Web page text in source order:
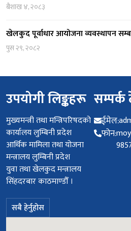
बैशाख ४, २०८३
खेलकुद पूर्वाधार आयोजना व्यवस्थापन
पुस २९, २०८२
उपयोगी लिङ्कहरू
मुख्यमन्त्री तथा मन्त्रिपरिषदको
कार्यालय लुम्बिनी प्रदेश
आर्थिक मामिला तथा योजना
मन्त्रालय लुम्बिनी प्रदेश
युवा तथा खेलकुद मन्त्रालय
सिंहदरबार काठमाण्डौँ ।
सबै हेर्नुहोस
सम्पर्क
ईमेल:
फोन: